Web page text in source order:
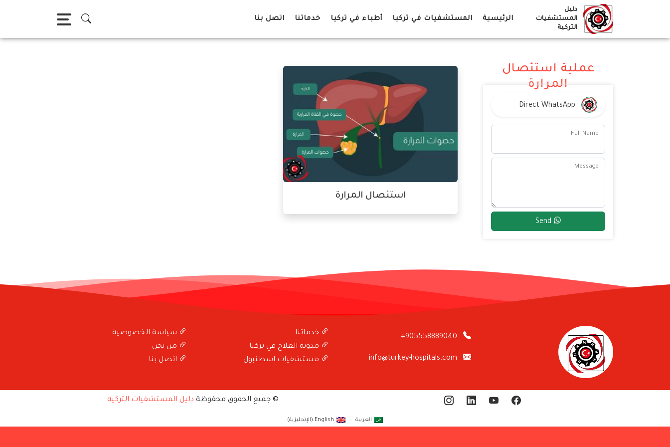
دليل
المستشفيات
التركية
الرئيسية المستشفيات في تركيا أطباء في تركيا خدماتنا اتصل بنا
عملية استئصال
المرارة
Full Name
Message
استئصال المرارة
+905558889040
info@turkey-hospitals.com
خدماتنا
مدونة العلاج في تركيا
مستشفيات اسطنبول
سياسة الخصوصية
من نحن
اتصل بنا
© جميع الحقوق محفوظة دليل المستشفيات التركية
العربية English
(الإنجليزية)